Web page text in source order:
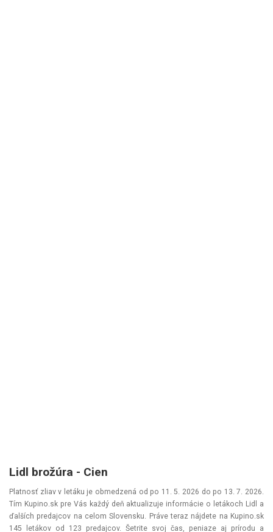
Lidl brožúra - Cien
Platnosť zliav v letáku je obmedzená od po 11. 5. 2026 do po 13. 7. 2026.
Tím Kupino.sk pre Vás každý deň aktualizuje informácie o letákoch Lidl a
ďalších predajcov na celom Slovensku. Práve teraz nájdete na Kupino.sk
145 letákov od 123 predajcov. Šetrite svoj čas, peniaze aj prírodu a